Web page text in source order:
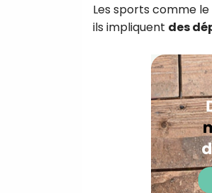
Les sports comme le
ils impliquent des